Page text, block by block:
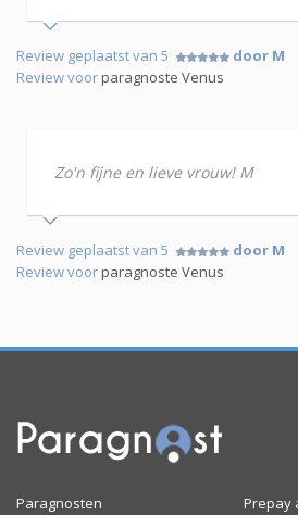
Review geplaatst van 5
door M
Review voorparagnoste Venus
Zo'n fijne en lieve vrouw! M
Review geplaatst van 5
door M
Review voorparagnoste Venus
Paragnosten
Prepay